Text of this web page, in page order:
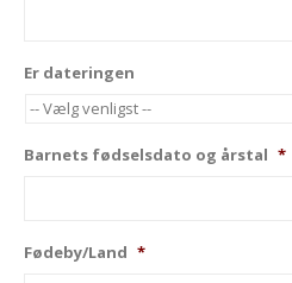
Er dateringen
Barnets fødselsdato og årstal *
Fødeby/Land *